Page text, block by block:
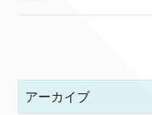
アーカイブ